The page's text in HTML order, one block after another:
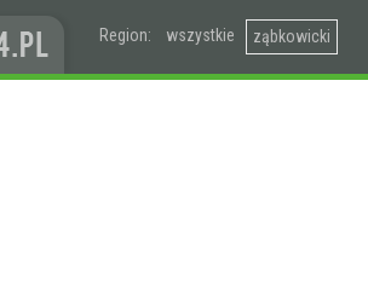
Region: wszystkie ząbkowicki